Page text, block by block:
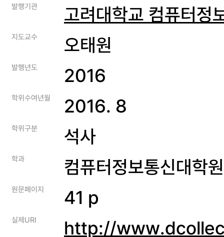
발행기관 고려대학교 컴퓨터정
지도교수 오태원
발행년도 2016
학위수여년월 2016. 8
학위구분 석사
학과 컴퓨터정보통신대학
원문페이지 41 p
실제URI http://